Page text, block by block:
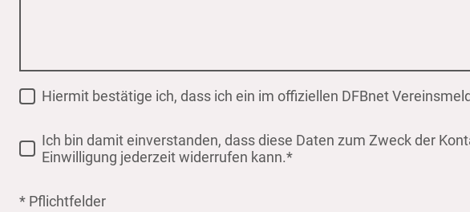
Hiermit bestätige ich, dass ich ein im offiziellen DFBnet
Ich bin damit einverstanden, dass diese Daten zum Zweck der
Einwilligung jederzeit widerrufen kann.*
* Pflichtfelder